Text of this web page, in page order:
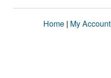
Home | My Account